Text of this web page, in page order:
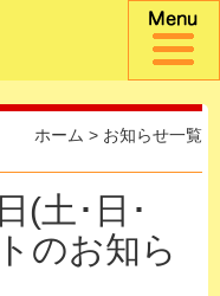
ホーム > お知らせ一覧
(土･日･
のお知ら